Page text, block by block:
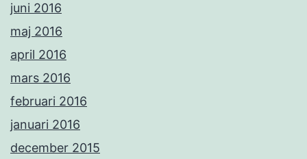
juni 2016
maj 2016
april 2016
mars 2016
februari 2016
januari 2016
december 2015